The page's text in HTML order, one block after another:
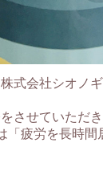
式会社シオノ
させていただき
「疲労を長時間